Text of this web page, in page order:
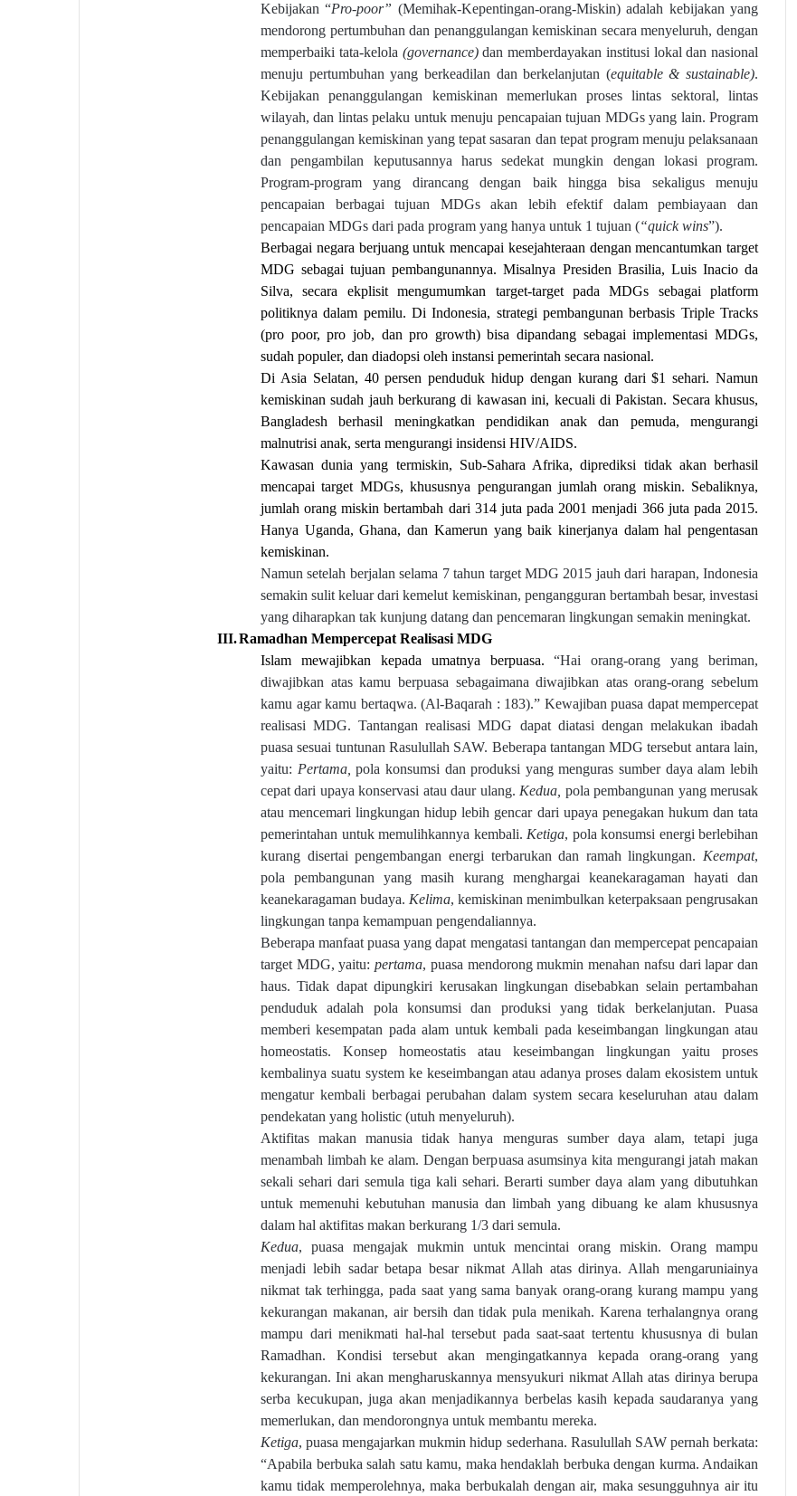
Kebijakan “Pro-poor” (Memihak-Kepentingan-orang-Miskin) adalah kebijakan yang
mendorong pertumbuhan dan penanggulangan kemiskinan secara menyeluruh, dengan
memperbaiki tata-kelola (governance)dan memberdayakan institusi lokal dan nasional
menuju pertumbuhan yang berkeadilan dan berkelanjutan (equitable & sustainable).
Kebijakan penanggulangan kemiskinan memerlukan proses lintas sektoral, lintas
wilayah, dan lintas pelaku untuk menuju pencapaian tujuan MDGs yang lain. Program
penanggulangan kemiskinan yang tepat sasaran dan tepat program menuju pelaksanaan
dan pengambilan keputusannya harus sedekat mungkin dengan lokasi program.
Program-program yang dirancang dengan baik hingga bisa sekaligus menuju
pencapaian berbagai tujuan MDGs akan lebih efektif dalam pembiayaan dan
pencapaian MDGs dari pada program yang hanya untuk 1 tujuan (“quick wins”).
Berbagai negara berjuang untuk mencapai kesejahteraan dengan mencantumkan target
MDG sebagai tujuan pembangunannya. Misalnya Presiden Brasilia, Luis Inacio da
Silva, secara ekplisit mengumumkan target-target pada MDGs sebagai platform
politiknya dalam pemilu. Di Indonesia, strategi pembangunan berbasis Triple Tracks
(pro poor, pro job, dan pro growth) bisa dipandang sebagai implementasi MDGs,
sudah populer, dan diadopsi oleh instansi pemerintah secara nasional.
Di Asia Selatan, 40 persen penduduk hidup dengan kurang dari $1 sehari. Namun
kemiskinan sudah jauh berkurang di kawasan ini, kecuali di Pakistan. Secara khusus,
Bangladesh berhasil meningkatkan pendidikan anak dan pemuda, mengurangi
malnutrisi anak, serta mengurangi insidensi HIV/AIDS.
Kawasan dunia yang termiskin, Sub-Sahara Afrika, diprediksi tidak akan berhasil
mencapai target MDGs, khususnya pengurangan jumlah orang miskin. Sebaliknya,
jumlah orang miskin bertambah dari 314 juta pada 2001 menjadi 366 juta pada 2015.
Hanya Uganda, Ghana, dan Kamerun yang baik kinerjanya dalam hal pengentasan
kemiskinan.
Namun setelah berjalan selama 7 tahun target MDG 2015 jauh dari harapan, Indonesia
semakin sulit keluar dari kemelut kemiskinan, pengangguran bertambah besar, investasi
yang diharapkan tak kunjung datang dan pencemaran lingkungan semakin meningkat.
III.Ramadhan Mempercepat Realisasi MDG
Islam mewajibkan kepada umatnya berpuasa.“Hai orang-orang yang beriman,
diwajibkan atas kamu berpuasa sebagaimana diwajibkan atas orang-orang sebelum
kamu agar kamu bertaqwa. (Al-Baqarah : 183).” Kewajiban puasa dapat mempercepat
realisasi MDG. Tantangan realisasi MDG dapat diatasi dengan melakukan ibadah
puasa sesuai tuntunan Rasulullah SAW. Beberapa tantangan MDG tersebut antara lain,
yaitu: Pertama, pola konsumsi dan produksi yang menguras sumber daya alam lebih
cepat dari upaya konservasi atau daur ulang. Kedua, pola pembangunan yang merusak
atau mencemari lingkungan hidup lebih gencar dari upaya penegakan hukum dan tata
pemerintahan untuk memulihkannya kembali. Ketiga, pola konsumsi energi berlebihan
kurang disertaipengembangan energi terbarukan dan ramah lingkungan. Keempat,
pola pembangunan yang masih kurang menghargai keanekaragaman hayati dan
keanekaragaman budaya. Kelima, kemiskinan menimbulkan keterpaksaan pengrusakan
lingkungan tanpa kemampuan pengendaliannya.
Beberapa manfaat puasa yang dapat mengatasi tantangan dan mempercepat pencapaian
target MDG, yaitu:pertama, puasa mendorong mukmin menahan nafsu dari lapar dan
haus. Tidak dapat dipungkiri kerusakan lingkungan disebabkan selain pertambahan
penduduk adalah pola konsumsi dan produksi yang tidak berkelanjutan. Puasa
memberi kesempatan pada alam untuk kembali pada keseimbangan lingkungan atau
homeostatis. Konsep homeostatis atau keseimbangan lingkungan yaitu proses
kembalinya suatu system ke keseimbangan atau adanya proses dalam ekosistem untuk
mengatur kembali berbagai perubahan dalam system secara keseluruhan atau dalam
pendekatan yang holistic (utuh menyeluruh).
Aktifitas makan manusia tidak hanya menguras sumber daya alam, tetapi juga
menambah limbah ke alam. Dengan berpuasa asumsinya kita mengurangi jatah makan
sekali sehari dari semula tiga kali sehari. Berarti sumber daya alam yang dibutuhkan
untuk memenuhi kebutuhan manusia dan limbah yang dibuang ke alam khususnya
dalam hal aktifitas makan berkurang 1/3 dari semula.
Kedua, puasa mengajak mukmin untuk mencintai orang miskin. Orang mampu
menjadi lebih sadar betapa besar nikmat Allah atas dirinya. Allah mengaruniainya
nikmat tak terhingga, pada saat yang sama banyak orang-orang kurang mampu yang
kekurangan makanan, air bersih dan tidak pula menikah. Karena terhalangnya orang
mampu dari menikmati hal-hal tersebut pada saat-saat tertentu khususnya di bulan
Ramadhan. Kondisi tersebut akan mengingatkannya kepada orang-orang yang
kekurangan. Ini akan mengharuskannya mensyukuri nikmat Allah atas dirinya berupa
serba kecukupan, juga akan menjadikannya berbelas kasih kepada saudaranya yang
memerlukan, dan mendorongnya untuk membantu mereka.
Ketiga, puasa mengajarkan mukmin hidup sederhana. Rasulullah SAW pernah berkata:
“Apabila berbuka salah satu kamu, maka hendaklah berbuka dengan kurma. Andaikan
kamu tidak memperolehnya, maka berbukalah dengan air, maka sesungguhnya air itu